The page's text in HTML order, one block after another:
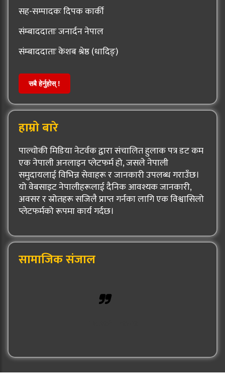
सह-सम्पादकः दिपक कार्की
संम्बाददाताः जनार्दन नेपाल
संम्बाददाताः केशब श्रेष्ठ (धादिङ्)
सबै हेर्नुहोस् !
हाम्रो बारे
पाल्चोकी मिडिया नेटर्वक द्वारा संचालित हुलाक पत्र डट कम
एक नेपाली अनलाइन प्लेटफर्म हो, जसले नेपाली
समुदायलाई विभिन्न सेवाहरू र जानकारी उपलब्ध गराउँछ।
यो वेबसाइट नेपालीहरूलाई दैनिक आवश्यक जानकारी,
अवसर र स्रोतहरू सजिलै प्राप्त गर्नका लागि एक विश्वासिलो
प्लेटफर्मको रूपमा कार्य गर्दछ।
सामाजिक संजाल